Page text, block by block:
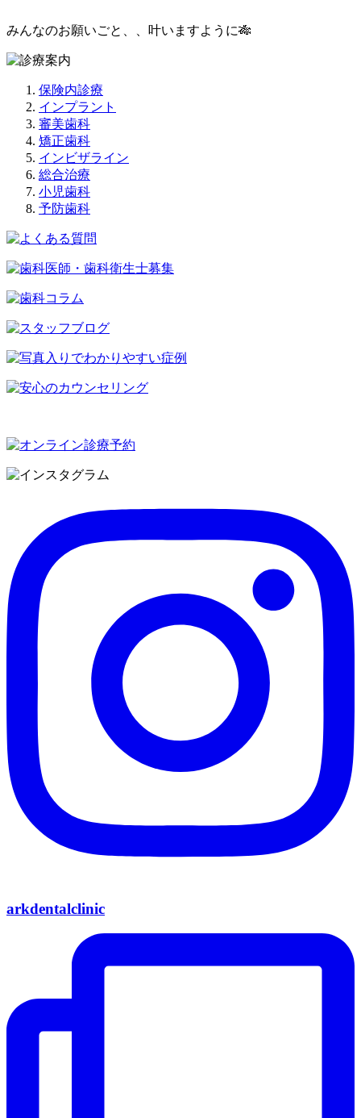
みんなのお願いごと、、叶いますように🎋
保険内診療
インプラント
審美歯科
矯正歯科
インビザライン
総合治療
小児歯科
予防歯科
arkdentalclinic